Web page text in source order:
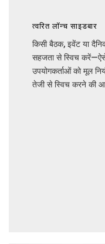
त्वरित लॉन्च साइडबार
किसी बैठक, इवेंट या
सहजता से स्विच करें—ऐसे
उपयोगकर्ताओं को मूल
तेजी से स्विच करने की